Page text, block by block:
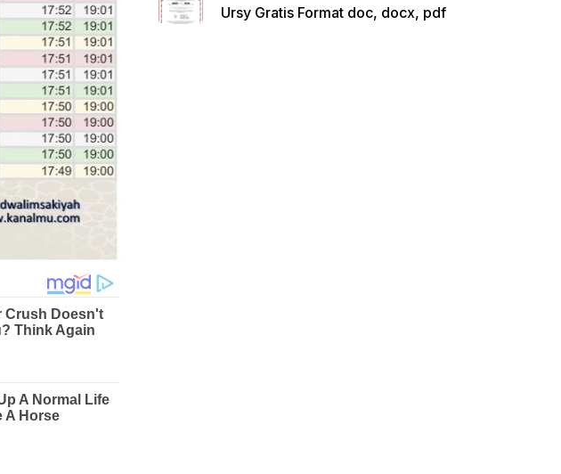
Ursy Gratis Format doc, docx, pdf